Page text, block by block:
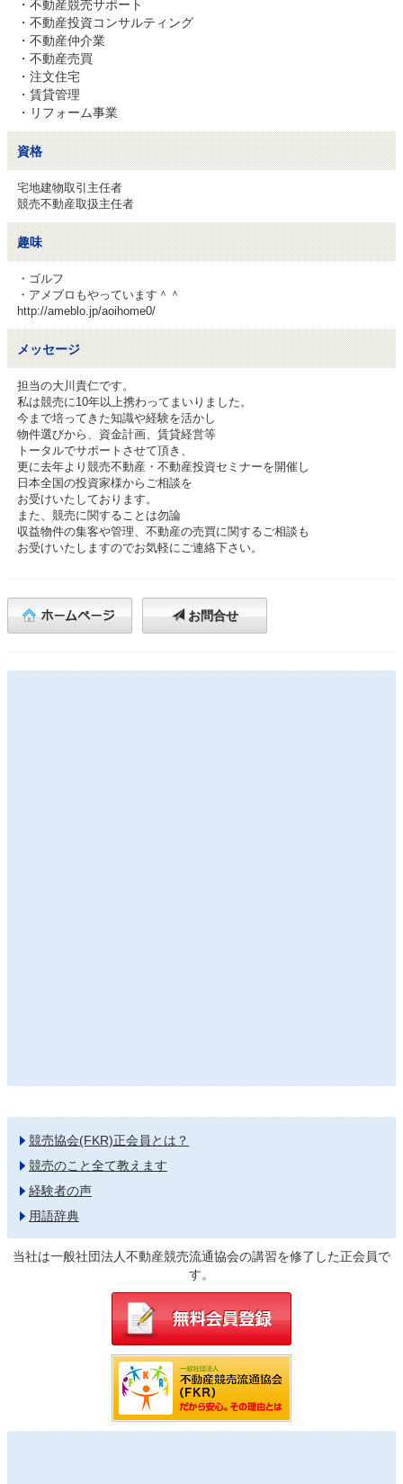
・不動産競売サポート
・不動産投資コンサルティング
・不動産仲介業
・不動産売買
・注文住宅
・賃貸管理
資格
宅地建物取引主任者
競売不動産取扱主任者
趣味
・ゴルフ
・アメブロもやっています＾＾
http://ameblo.jp/aoihome0/
メッセージ
担当の大川貴仁です。
私は競売に10年以上携わってまいりました。
今まで培ってきた知識や経験を活かし
物件選びから、資金計画、賃貸経営等
トータルでサポートさせて頂き、
更に去年より競売不動産・不動産投資セミナーを開催し
日本全国の投資家様からご相談を
お受けいたしております。
また、競売に関することは勿論
収益物件の集客や管理、不動産の売買に関するご相談も
お問合せ
競売協会(FKR)正会員とは？
競売のこと全て教えます
経験者の声
用語辞典
当社は一般社団法人不動産競売流通協会の講習を修了した正会員で
す。